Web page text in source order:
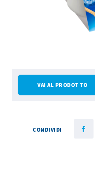
VAI AL PRODOTTO
CONDIVIDI